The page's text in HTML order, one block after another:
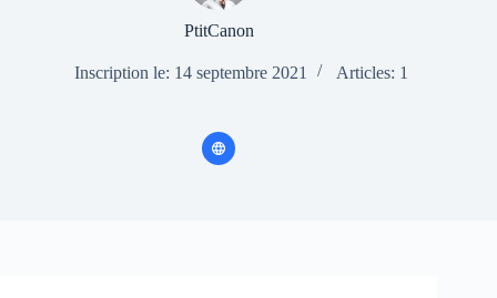
PtitCanon
Inscription le: 14 septembre 2021 Articles: 1